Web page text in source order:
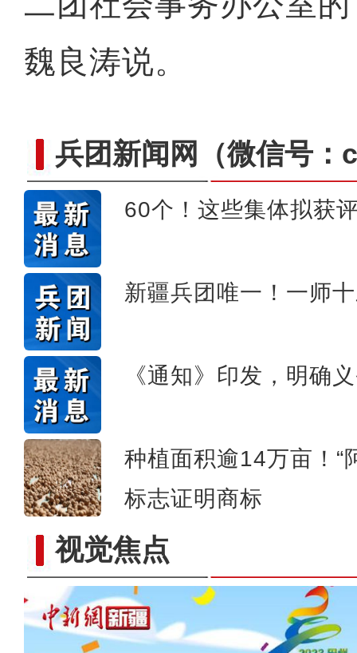
魏良涛说。
兵团新闻网 （微信号
60个！这些集体拟获
新疆兵团唯一！一师
《通知》印发，明确
种植面积逾14万亩！“
标志证明商标
视觉焦点新疆维吾尔自治区第十四